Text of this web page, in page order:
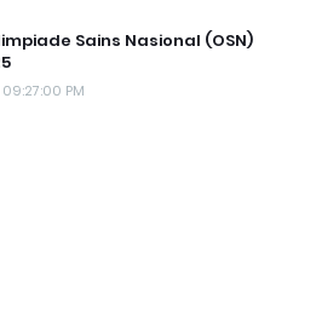
Sains Nasional (OSN)
PM